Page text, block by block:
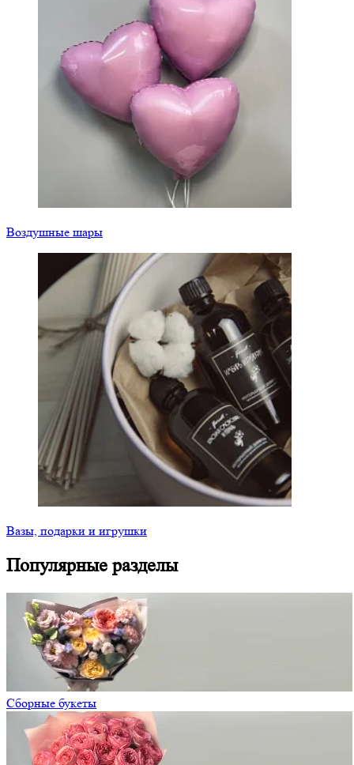
Воздушные шары
Вазы, подарки и игрушки
Популярные разделы
Сборные букеты